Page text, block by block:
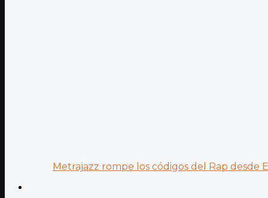
Metrajazz rompe los códigos del Rap desde